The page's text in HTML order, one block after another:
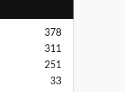
378
311
251
33